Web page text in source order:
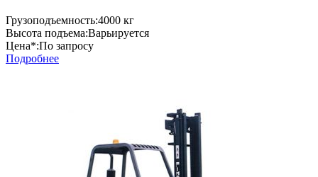
Грузоподъемность:4000 кг
Высота подъема:Варьируется
Цена*:По запросу
Подробнее